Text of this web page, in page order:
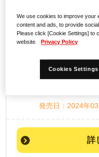
発売日：2024年
詳
We use cookies to improve your
content and ads, to provide
Please click [Cookie Settings] to
website.
Privacy Policy
Cookies Settings